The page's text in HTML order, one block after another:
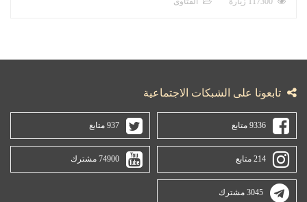
تابعونا على الشبكات الاجتماعية
9336 متابع 937 متابع
214 متابع 74900 مشترك
3045 مشترك